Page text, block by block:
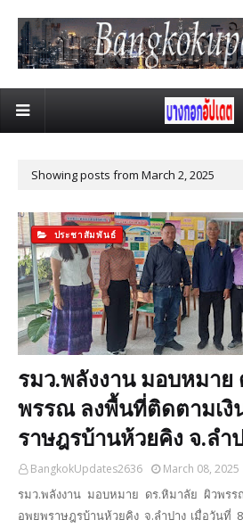
Showing posts from March 2, 2025
ประชาสัมพันธ์
รมว.พลังงาน มอบหมาย
พรรณ ลงพื้นที่ติดตามเงิ
ราษฎรบ้านห้วยคิง จ.ลำ
BangkokUpdates2636 March 08, 2025
รมว.พลังงาน มอบหมาย ดร.หิมาลัย ผิวพรร
อพยพราษฎรบ้านห้วยคิง จ.ลำปาง เมื่อวันที่